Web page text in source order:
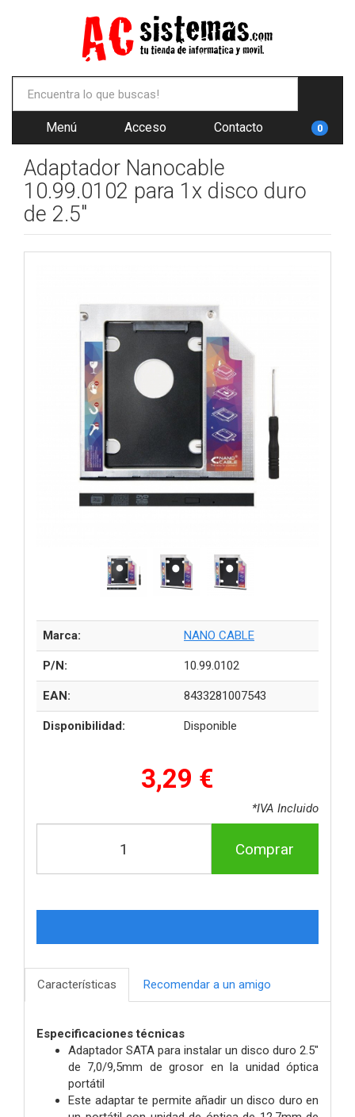
Menú Acceso Contacto 0
Adaptador Nanocable
10.99.0102 para 1x disco duro
de 2.5"
Marca: NANO CABLE
P/N: 10.99.0102
EAN: 8433281007543
Disponibilidad: Disponible
3,29 €
*IVA Incluido
Comprar
Características Recomendar a un amigo
Especificaciones técnicas
Adaptador SATA para instalar un disco duro 2.5"
de 7,0/9,5mm de grosor en la unidad óptica
portátil
Este adaptar te permite añadir un disco duro en